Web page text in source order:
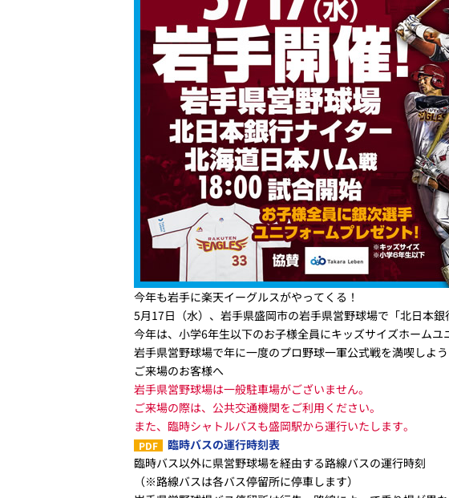
今年も岩手に楽天イーグルスがやってくる！
5月17日（水）、岩手県盛岡市の岩手県営野球場で「北日本
今年は、小学6年生以下のお子様全員にキッズサイズホームユ
岩手県営野球場で年に一度のプロ野球一軍公式戦を満喫しよう
ご来場のお客様へ
岩手県営野球場は一般駐車場がございません。
ご来場の際は、公共交通機関をご利用ください。
また、臨時シャトルバスも盛岡駅から運行いたします。
臨時バスの運行時刻表
臨時バス以外に県営野球場を経由する路線バスの運行時刻
（※路線バスは各バス停留所に停車します）